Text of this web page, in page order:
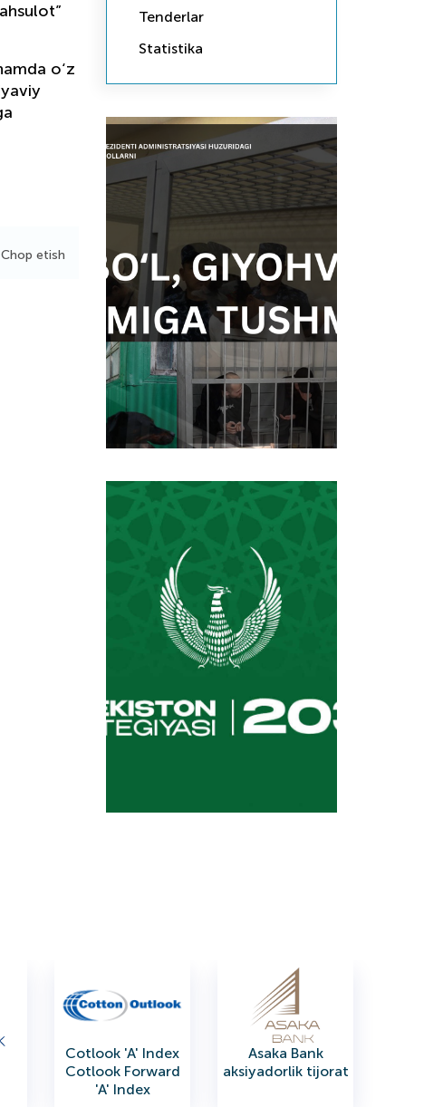
o‘z
Chop etish
Tenderlar
Statistika
Cotlook 'A' Index
Cotlook Forward
'A' Index​
Asaka Bank
aksiyadorlik tijorat